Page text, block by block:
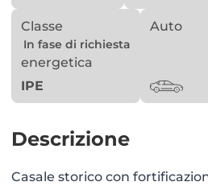
Classe
In fase di richiesta
energetica
IPE
Auto
Descrizione
Casale storico con